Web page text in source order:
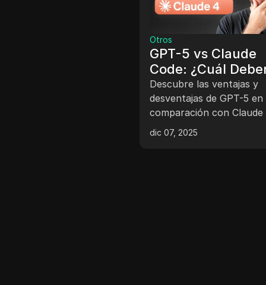
Otros
GPT-5 vs Claude
Code: ¿Cuál
Usar?
Descubre las ventajas y
desventajas de GPT-5 en
comparación con Claude
y cuál deberías elegir
proyectos de
dic 07, 2025